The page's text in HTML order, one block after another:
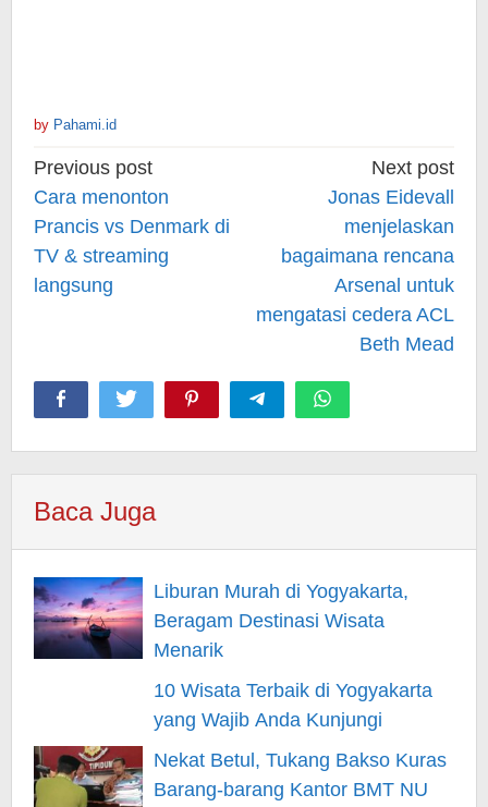
by Pahami.id
Post
navigation
Previous post
Cara menonton
Prancis vs Denmark di
TV & streaming
langsung
Next post
Jonas Eidevall
menjelaskan
bagaimana rencana
Arsenal untuk
mengatasi cedera ACL
Beth Mead
Baca Juga
Liburan Murah di Yogyakarta,
Beragam Destinasi Wisata
Menarik
10 Wisata Terbaik di Yogyakarta
yang Wajib Anda Kunjungi
Nekat Betul, Tukang Bakso Kuras
Barang-barang Kantor BMT NU